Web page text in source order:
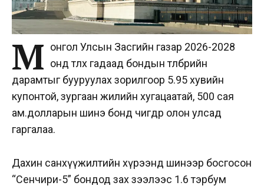
М онгол Улсын Засгийн газар 2026-2028
онд төлөх гадаад бондын төлбөрийн
дарамтыг бууруулах зорилгоор 5.95 хувийн
купонтой, зургаан жилийн хугацаатай, 500 сая
ам.долларын шинэ бонд өчигдөр олон улсад
гаргалаа.
Дахин санхүүжилтийн хүрээнд шинээр босгосон
“Сенчири-5” бондод зах зээлээс 1.6 тэрбум